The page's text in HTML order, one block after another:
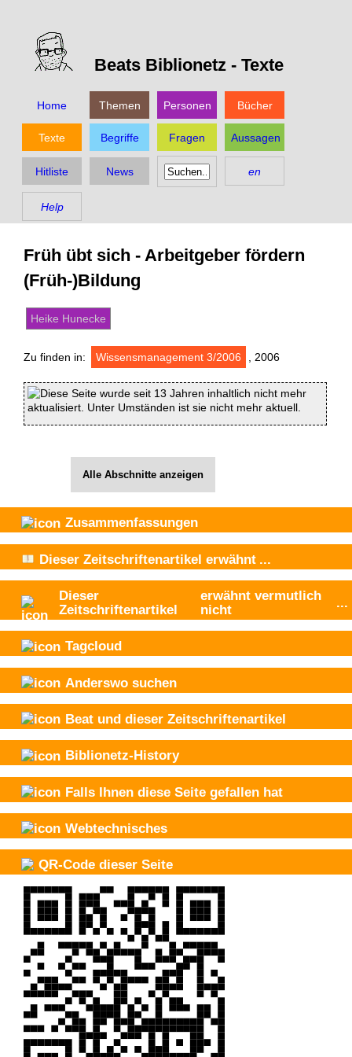
Beats Biblionetz - Texte
Home Themen Personen Bücher
Texte Begriffe Fragen Aussagen
Hitliste News en
Help
Früh übt sich - Arbeitgeber fördern
(Früh-)Bildung
Heike Hunecke
Zu finden in: Wissensmanagement 3/2006 , 2006
Diese Seite wurde seit 13 Jahren inhaltlich nicht mehr
aktualisiert. Unter Umständen ist sie nicht mehr aktuell.
Alle Abschnitte anzeigen
Zusammenfassungen
Dieser Zeitschriftenartikel erwähnt ...
Dieser
Zeitschriftenartikel
erwähnt vermutlich
nicht
...
Tagcloud
Anderswo suchen
Beat und dieser Zeitschriftenartikel
Biblionetz-History
Falls Ihnen diese Seite gefallen hat
Webtechnisches
QR-Code dieser Seite